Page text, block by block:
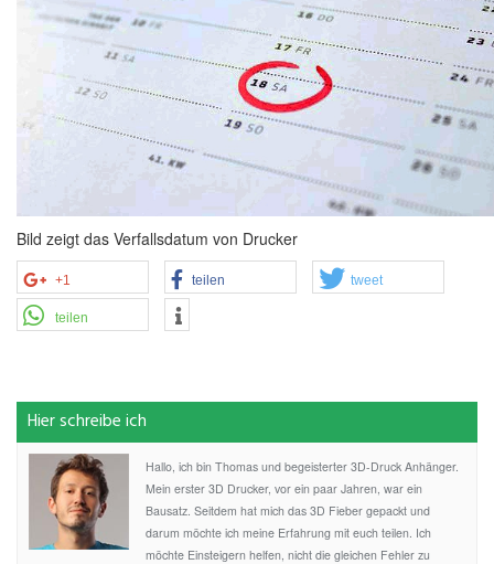
Bild zeigt das Verfallsdatum von Drucker
+1 teilen tweet
teilen
Hier schreibe ich
Hallo, ich bin Thomas und begeisterter 3D-Druck Anhänger.
Mein erster 3D Drucker, vor ein paar Jahren, war ein
Bausatz. Seitdem hat mich das 3D Fieber gepackt und
darum möchte ich meine Erfahrung mit euch teilen. Ich
möchte Einsteigern helfen, nicht die gleichen Fehler zu